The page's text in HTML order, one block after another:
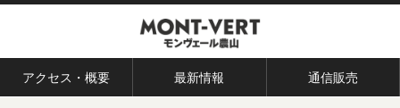
アクセス・概要 最新情報 通信販売